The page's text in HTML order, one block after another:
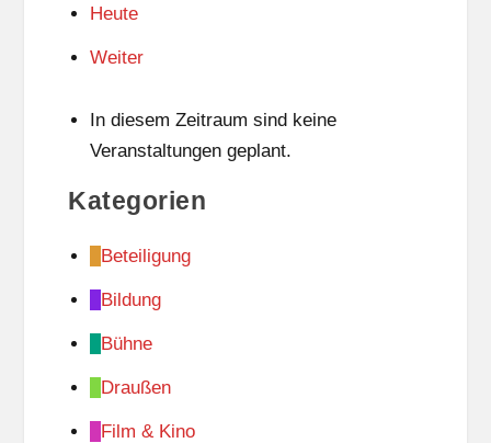
Heute
Weiter
In diesem Zeitraum sind keine
Veranstaltungen geplant.
Kategorien
Beteiligung
Bildung
Bühne
Draußen
Film & Kino